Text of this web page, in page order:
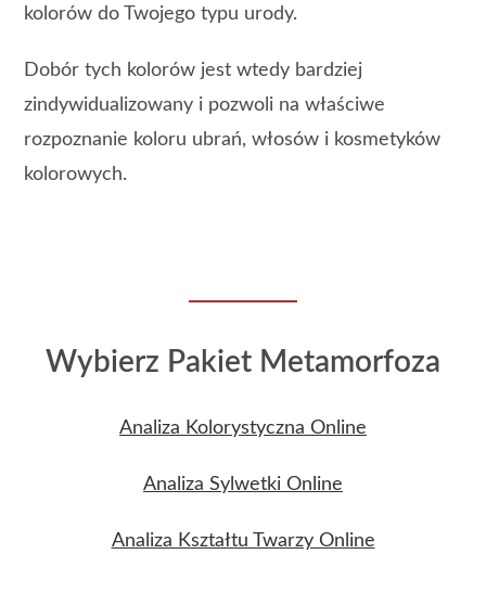
kolorów do Twojego typu urody.
Dobór tych kolorów jest wtedy bardziej
zindywidualizowany i pozwoli na właściwe
rozpoznanie koloru ubrań, włosów i kosmetyków
kolorowych.
Wybierz Pakiet Metamorfoza
Analiza Kolorystyczna Online
Analiza Sylwetki Online
Analiza Kształtu Twarzy Online